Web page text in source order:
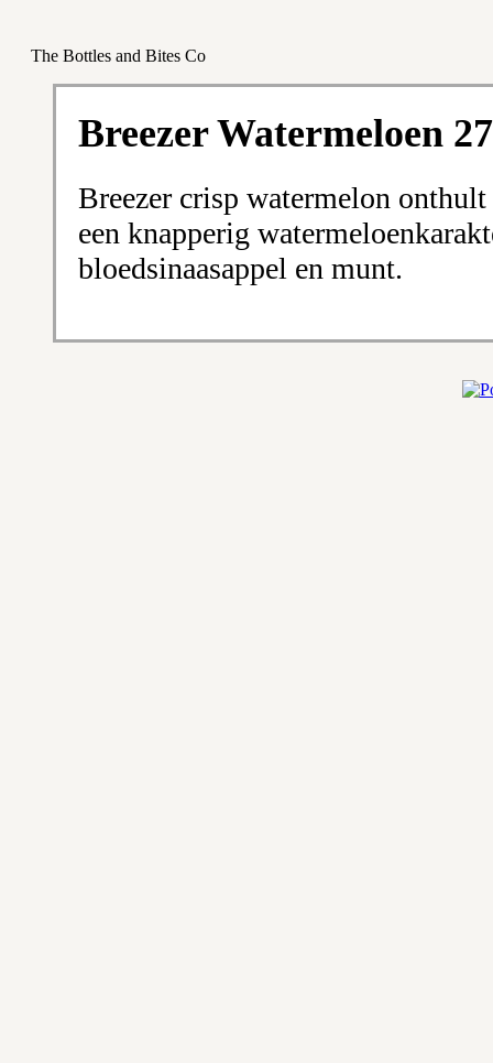
The Bottles and Bites Co
Breezer Watermeloen
Breezer crisp watermelon
een knapperig
bloedsinaasappel en munt.